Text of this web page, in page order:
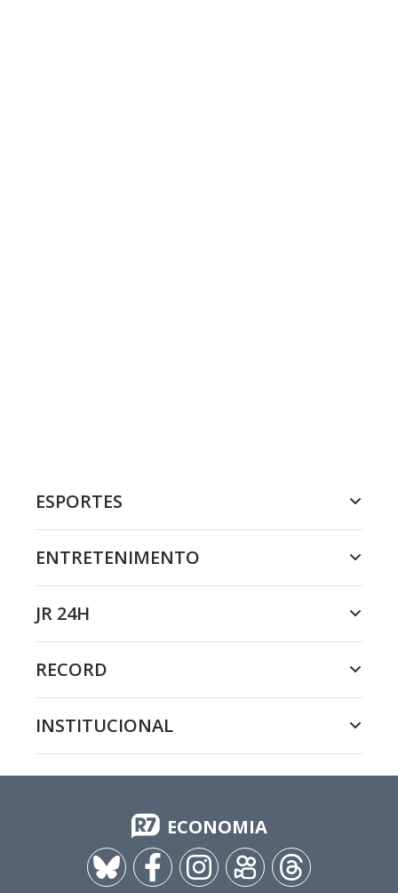
ESPORTES
ENTRETENIMENTO
JR 24H
RECORD
INSTITUCIONAL
ECONOMIA